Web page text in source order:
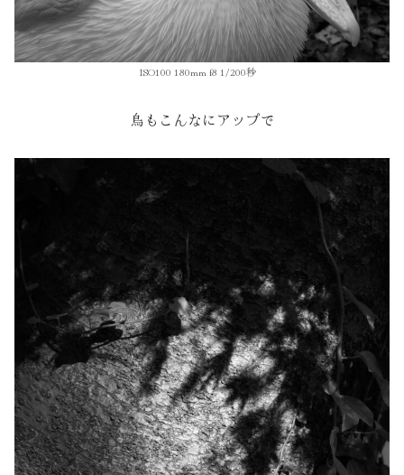
ISO100 180mm f8 1/200秒
鳥もこんなにアップで